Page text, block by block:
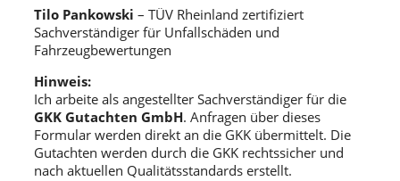
Tilo Pankowski – TÜV Rheinland zertifiziert
Sachverständiger für Unfallschäden und
Fahrzeugbewertungen
Hinweis:
Ich arbeite als angestellter Sachverständiger für die
GKK Gutachten GmbH. Anfragen über dieses
Formular werden direkt an die GKK übermittelt. Die
Gutachten werden durch die GKK rechtssicher und
nach aktuellen Qualitätsstandards erstellt.